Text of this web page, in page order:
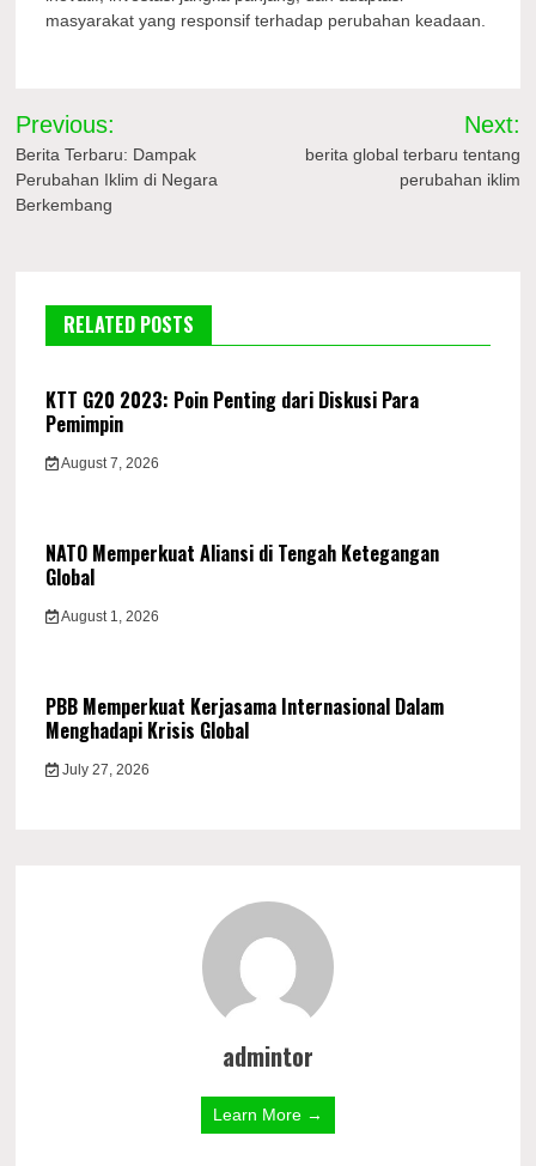
masyarakat yang responsif terhadap perubahan keadaan.
Post
navigation
Previous:
Berita Terbaru: Dampak
Perubahan Iklim di Negara
Berkembang
Next:
berita global terbaru tentang
perubahan iklim
RELATED POSTS
KTT G20 2023: Poin Penting dari Diskusi Para
Pemimpin
August 7, 2026
NATO Memperkuat Aliansi di Tengah Ketegangan
Global
August 1, 2026
PBB Memperkuat Kerjasama Internasional Dalam
Menghadapi Krisis Global
July 27, 2026
admintor
Learn More →